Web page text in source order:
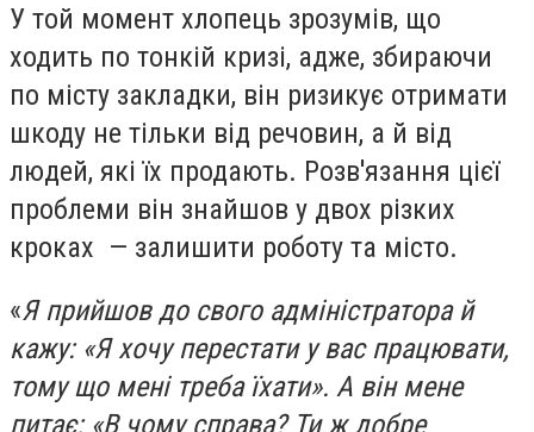
У той момент хлопець зрозумів, що
ходить по тонкій кризі, адже, збираючи
по місту закладки, він ризикує отримати
шкоду не тільки від речовин, а й від
людей, які їх продають. Розв'язання цієї
проблеми він знайшов у двох різких
кроках — залишити роботу та місто.
«Я прийшов до свого адміністратора й
кажу: «Я хочу перестати у вас працювати,
тому що мені треба їхати». А він мене